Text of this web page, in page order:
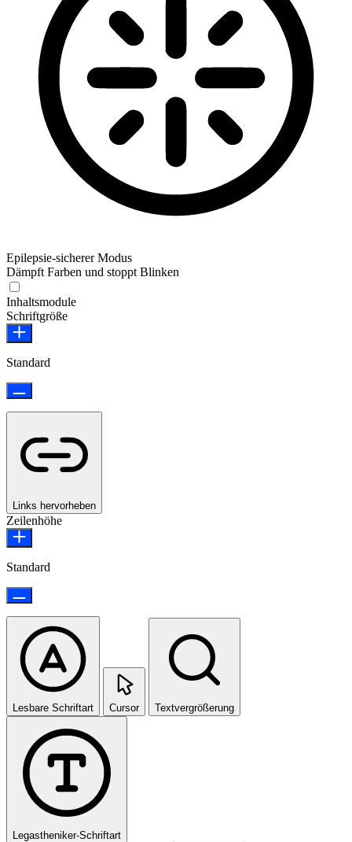
Epilepsie-sicherer Modus
Dämpft Farben und stoppt Blinken
Inhaltsmodule
Schriftgröße
Standard
Links hervorheben
Zeilenhöhe
Standard
Lesbare Schriftart Cursor Textvergrößerung
Legastheniker-Schriftart